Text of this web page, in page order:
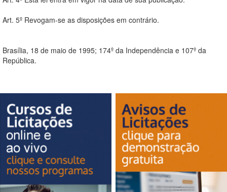
Art. 5º Revogam-se as disposições em contrário.
Brasília, 18 de maio de 1995; 174º da Independência e 107º da
República.